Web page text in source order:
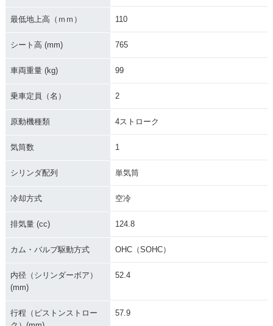
最低地上高（ｍｍ） 110
シート高 (mm) 765
車両重量 (kg) 99
乗車定員（名） 2
原動機種類 4ストローク
気筒数 1
シリンダ配列 単気筒
冷却方式 空冷
排気量 (cc) 124.8
カム・バルブ駆動方式 OHC（SOHC）
内径（シリンダーボア）
(mm)
52.4
行程（ピストンストロー
57.9